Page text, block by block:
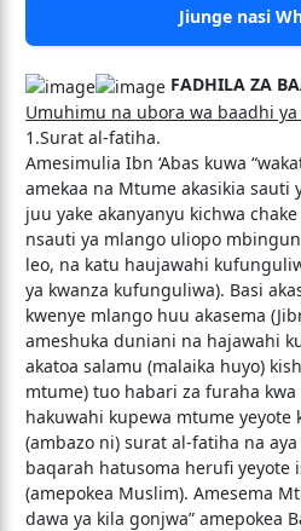
Jiunge nasi
FADHILA ZA
Umuhimu na ubora wa baadhi ya
1.Surat al-fatiha.
Amesimulia Ibn ‘Abas kuwa
amekaa na Mtume akasikia
juu yake akanyanyu kichwa
nsauti ya mlango uliopo
leo, na katu haujawahi
ya kwanza kufunguliwa). Basi
kwenye mlango huu akasema
ameshuka duniani na hajawahi
akatoa salamu (malaika huyo)
mtume) tuo habari za furaha
hakuwahi kupewa mtume yeyote
(ambazo ni) surat al-fatiha na
baqarah hatusoma herufi yeyote
(amepokea Muslim). Amesema
dawa ya kila gonjwa” amepokea